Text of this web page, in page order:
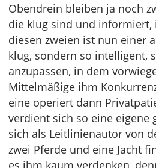
Obendrein bleiben ja noch
die klug sind und informiert,
diesen zweien ist nun einer
klug, sondern so intelligent,
anzupassen, in dem
Mittelmäßige ihm
eine operiert dann
verdient sich so eine eigene
sich als Leitlinienautor von
zwei Pferde und eine Jacht
es ihm kaum verdenken,